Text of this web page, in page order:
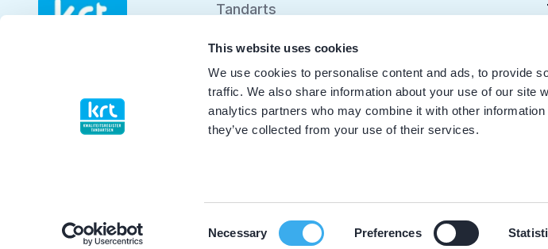
This website uses cookies
We use cookies to personalise content and ads, to provide
traffic. We also share information about your use of our site
analytics partners who may combine it with other
they’ve collected from your use of their services.
Necessary Preferences
Tandarts
Student
Opleider
Patiënt